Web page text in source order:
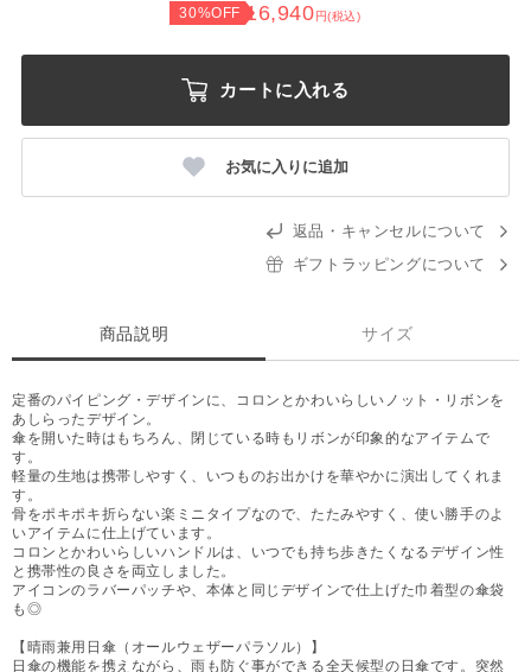
30%OFF 16,940円(税込)
カートに入れる
お気に入りに追加
返品・キャンセルについて
ギフトラッピングについて
商品説明 サイズ
定番のパイピング・デザインに、コロンとかわいらしいノット・リボンを
あしらったデザイン。
傘を開いた時はもちろん、閉じている時もリボンが印象的なアイテムで
す。
軽量の生地は携帯しやすく、いつものお出かけを華やかに演出してくれま
す。
骨をポキポキ折らない楽ミニタイプなので、たたみやすく、使い勝手のよ
いアイテムに仕上げています。
コロンとかわいらしいハンドルは、いつでも持ち歩きたくなるデザイン性
と携帯性の良さを両立しました。
アイコンのラバーパッチや、本体と同じデザインで仕上げた巾着型の傘袋
も◎
【晴雨兼用日傘（オールウェザーパラソル）】
日傘の機能を携えながら、雨も防ぐ事ができる全天候型の日傘です。突然